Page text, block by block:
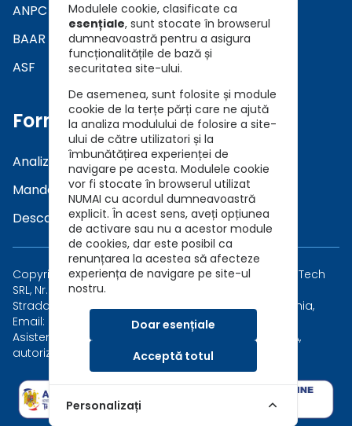
ANPC
BAAR
ASF
Formulare
Analiza a Cerintelor (DNT)
Mandat in Brokeraj (GDPR)
Descarca Prezentare Broker
Copyright © 2026 Asigurari AutoKarma - Auto Vida Tech
SRL, Nr. Reg. Com.: J40/7173/2019, CUI: 41202015
Strada Măgirești 6, Sector 1, București 010926, România,
Email: asigurari@autokarma.ro
Asistent in brokeraj al Safety Broker de Asigurare SA,
autorizat de ASF, Număr Registru Brokeri RBK-293
Modulele cookie, clasificate ca
esențiale, sunt stocate în browserul
dumneavoastră pentru a asigura
funcționalitățile de bază și
securitatea site-ului.
De asemenea, sunt folosite și module
cookie de la terțe părți care ne ajută
la analiza modulului de folosire a site-
ului de către utilizatori și la
îmbunătățirea experienței de
navigare pe acesta. Modulele cookie
vor fi stocate în browserul utilizat
NUMAI cu acordul dumneavoastră
explicit. În acest sens, aveți opțiunea
de activare sau nu a acestor module
de cookies, dar este posibil ca
renunțarea la acestea să afecteze
experiența de navigare pe site-ul
nostru.
Doar esențiale
Acceptă totul
Personalizați